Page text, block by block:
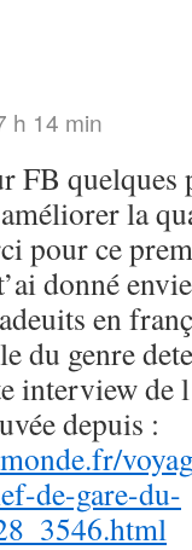
h 14 min
FB quelques
la
pour ce
donné
en
du genre
interview de
depuis :
de-gare-du-